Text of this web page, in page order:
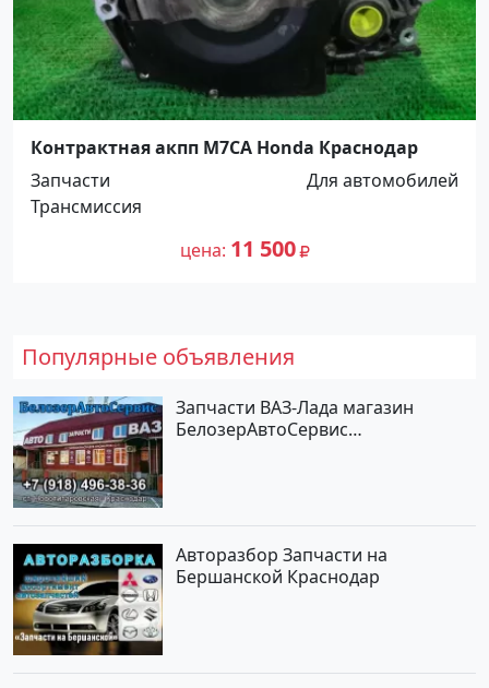
Контрактная акпп M7CA Honda Краснодар
Запчасти
Для автомобилей
Трансмиссия
цена 11 500
Популярные объявления
Запчасти ВАЗ-Лада магазин
БелозерАвтоСервис
Авторазбор Запчасти на
Бершанской Краснодар